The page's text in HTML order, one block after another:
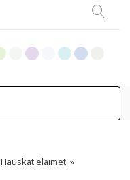
Hauskat eläimet